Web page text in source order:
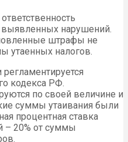
выявленных нарушений.
штрафы не
утаенных налогов.
кодекса РФ.
по своей величине и
суммы утаивания были
процентная ставка
– 20% от суммы